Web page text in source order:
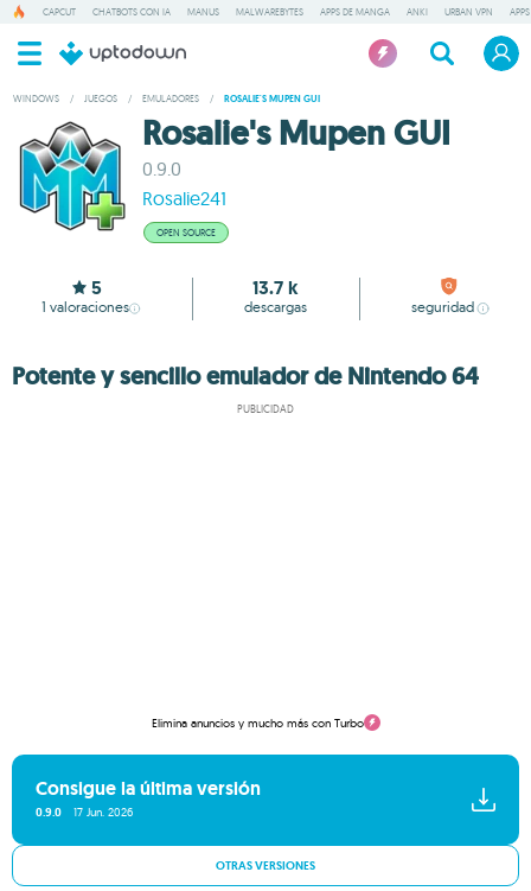
CAPCUT CHATBOTS CON IA MANUS MALWAREBYTES APPS DE MANGA ANKI URBAN VPN
WINDOWS / JUEGOS / EMULADORES / ROSALIE'S MUPEN GUI
Rosalie's Mupen GUI
0.9.0
Rosalie241
OPEN SOURCE
5
1 valoraciones
13.7 k
descargas seguridad
Potente y sencillo emulador de Nintendo 64
PUBLICIDAD
Elimina anuncios y mucho más con Turbo
Consigue la última versión
0.9.0 17 Jun. 2026
OTRAS VERSIONES